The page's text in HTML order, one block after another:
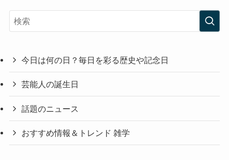
今日は何の日？毎日を彩る歴史や記念日
芸能人の誕生日
話題のニュース
おすすめ情報＆トレンド 雑学